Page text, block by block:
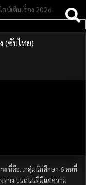
(ซับไทย)
งนี่คือ…กลุ่มนักศึกษา 6 คนที่
งทาง บนถนนที่มีแต่ความ